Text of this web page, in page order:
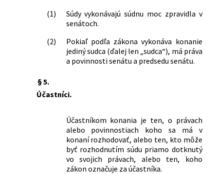
(1)
Súdy vykonávajú súdnu moc zpravidla v
senátoch.
(2)
Pokiaľ podľa zákona vykonáva konanie
jediný sudca (ďalej len „sudca“), má práva
a povinnosti senátu a predsedu senátu.
§ 5.
Účastníci.
Účastníkom konania je ten, o právach
alebo povinnostiach koho sa má v
konaní rozhodovať, alebo ten, kto môže
byť rozhodnutím súdu priamo dotknutý
vo svojich právach, alebo ten, koho
zákon označuje za účastníka.